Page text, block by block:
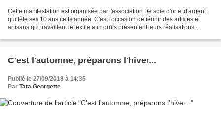
Cette manifestation est organisée par l'association De soie d'or et d'argent
qui fête ses 10 ans cette année. C'est l'occasion de réunir des artistes et
artisans qui travaillent le textile afin qu'ils présentent leurs réalisations.
C'est l'automne, préparons l'hiver...
Publié le 27/09/2018 à 14:35
Par Tata Georgette